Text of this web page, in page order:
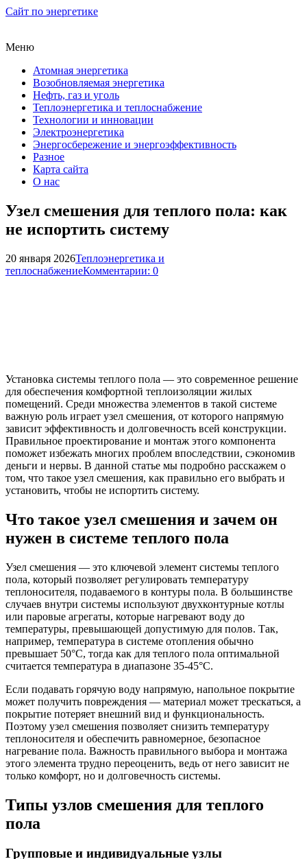
Сайт по энергетике
Меню
Атомная энергетика
Возобновляемая энергетика
Нефть, газ и уголь
Теплоэнергетика и теплоснабжение
Технологии и инновации
Электроэнергетика
Энергосбережение и энергоэффективность
Разное
Карта сайта
О нас
Узел смешения для теплого пола: как
не испортить систему
20 января 2026Теплоэнергетика и
теплоснабжениеКомментарии: 0
Установка системы теплого пола — это современное решение
для обеспечения комфортной теплоизоляции жилых
помещений. Среди множества элементов в такой системе
важную роль играет узел смешения, от которого напрямую
зависит эффективность и долговечность всей конструкции.
Правильное проектирование и монтаж этого компонента
поможет избежать многих проблем впоследствии, сэкономив
деньги и нервы. В данной статье мы подробно расскажем о
том, что такое узел смешения, как правильно его выбрать и
установить, чтобы не испортить систему.
Что такое узел смешения и зачем он
нужен в системе теплого пола
Узел смешения — это ключевой элемент системы теплого
пола, который позволяет регулировать температуру
теплоносителя, подаваемого в контуры пола. В большинстве
случаев внутри системы используют двухконтурные котлы
или паровые агрегаты, которые нагревают воду до
температуры, превышающей допустимую для полов. Так,
например, температура в системе отопления обычно
превышает 50°C, тогда как для теплого пола оптимальной
считается температура в диапазоне 35-45°C.
Если подавать горячую воду напрямую, напольное покрытие
может получить повреждения — материал может трескаться, а
покрытие потеряет внешний вид и функциональность.
Поэтому узел смешения позволяет снизить температуру
теплоносителя и обеспечить равномерное, безопасное
нагревание пола. Важность правильного выбора и монтажа
этого элемента трудно переоценить, ведь от него зависит не
только комфорт, но и долговечность системы.
Типы узлов смешения для теплого
пола
Групповые и индивидуальные узлы